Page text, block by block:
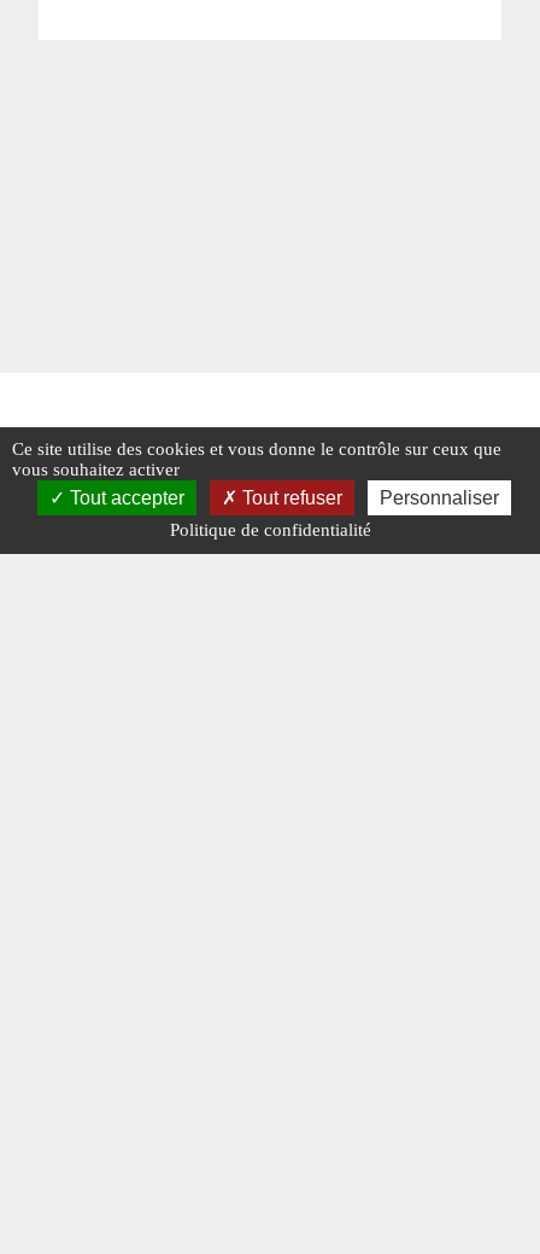
Ce site utilise des cookies et vous donne le contrôle sur ceux que
vous souhaitez activer
Tout accepter Tout refuser Personnaliser
Politique de confidentialité